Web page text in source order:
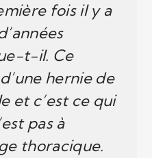
fois il y a
t-il. Ce
hernie de
et c’est ce qui
pas à
thoracique.